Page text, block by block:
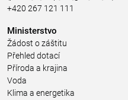
+420 267 121 111
Ministerstvo
Žádost o záštitu
Přehled dotací
Příroda a krajina
Voda
Klima a energetika